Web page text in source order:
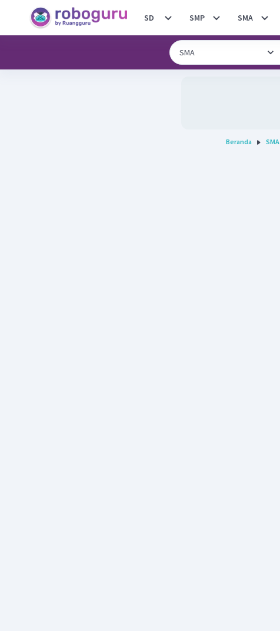
SD SMP SMA
Beranda SMA